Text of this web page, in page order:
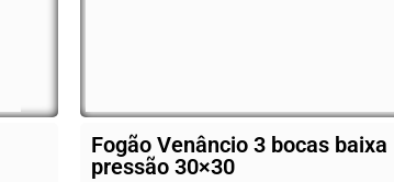
Fogão Venâncio 3 bocas baixa
pressão 30×30